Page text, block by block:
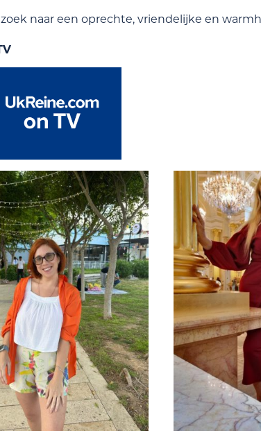
naar een oprechte, vriendelijke en